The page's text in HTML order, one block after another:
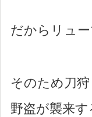
だからリュ
そのため刀
野盗が襲来